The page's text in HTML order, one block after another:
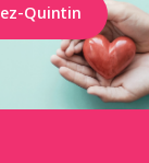
Quintin